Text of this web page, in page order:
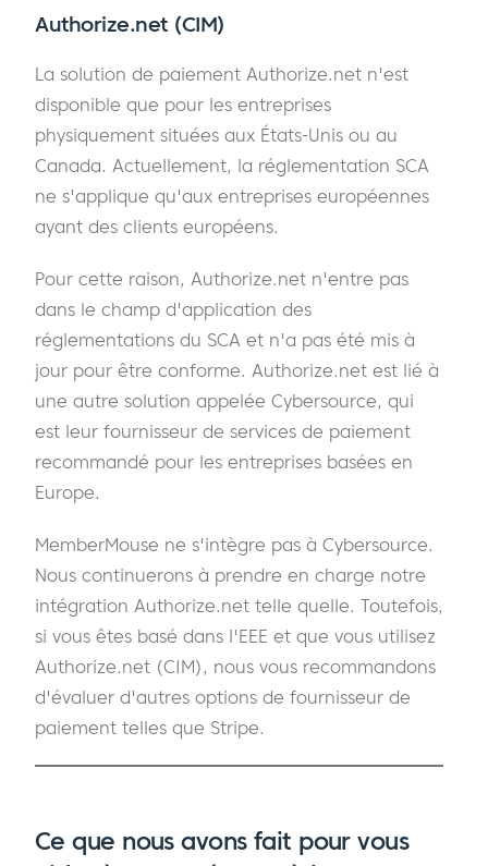
Authorize.net (CIM)
La solution de paiement Authorize.net n'est
disponible que pour les entreprises
physiquement situées aux États-Unis ou au
Canada. Actuellement, la réglementation SCA
ne s'applique qu'aux entreprises européennes
ayant des clients européens.
Pour cette raison, Authorize.net n'entre pas
dans le champ d'application des
réglementations du SCA et n'a pas été mis à
jour pour être conforme. Authorize.net est lié à
une autre solution appelée Cybersource, qui
est leur fournisseur de services de paiement
recommandé pour les entreprises basées en
Europe.
MemberMouse ne s'intègre pas à Cybersource.
Nous continuerons à prendre en charge notre
intégration Authorize.net telle quelle. Toutefois,
si vous êtes basé dans l'EEE et que vous utilisez
Authorize.net (CIM), nous vous recommandons
d'évaluer d'autres options de fournisseur de
paiement telles que Stripe.
Ce que nous avons fait pour vous